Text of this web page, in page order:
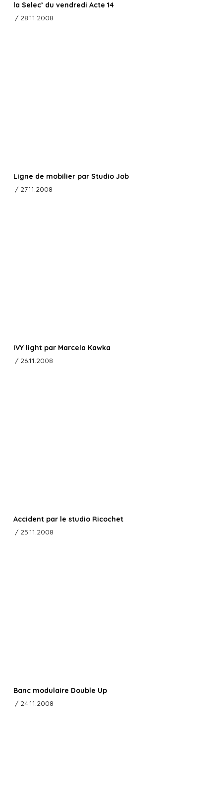
la Selec’ du vendredi Acte 14
/ 28.11.2008
Ligne de mobilier par Studio Job
/ 27.11.2008
IVY light par Marcela Kawka
/ 26.11.2008
Accident par le studio Ricochet
/ 25.11.2008
Banc modulaire Double Up
/ 24.11.2008